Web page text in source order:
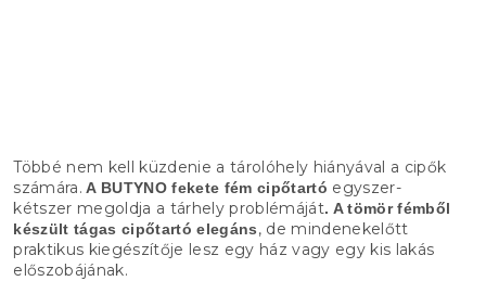
Többé nem kell küzdenie a tárolóhely hiányával a cipők
számára. A BUTYNO fekete fém cipőtartó egyszer-
kétszer megoldja a tárhely problémáját. A tömör fémből
készült tágas cipőtartó elegáns, de mindenekelőtt
praktikus kiegészítője lesz egy ház vagy egy kis lakás
előszobájának.